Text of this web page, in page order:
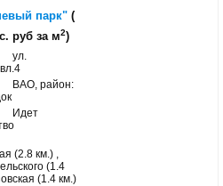
парк" (
руб за м2)
ул.
ВАО, район:
Идет
(2.8 км.) ,
(1.4
(1.4 км.)